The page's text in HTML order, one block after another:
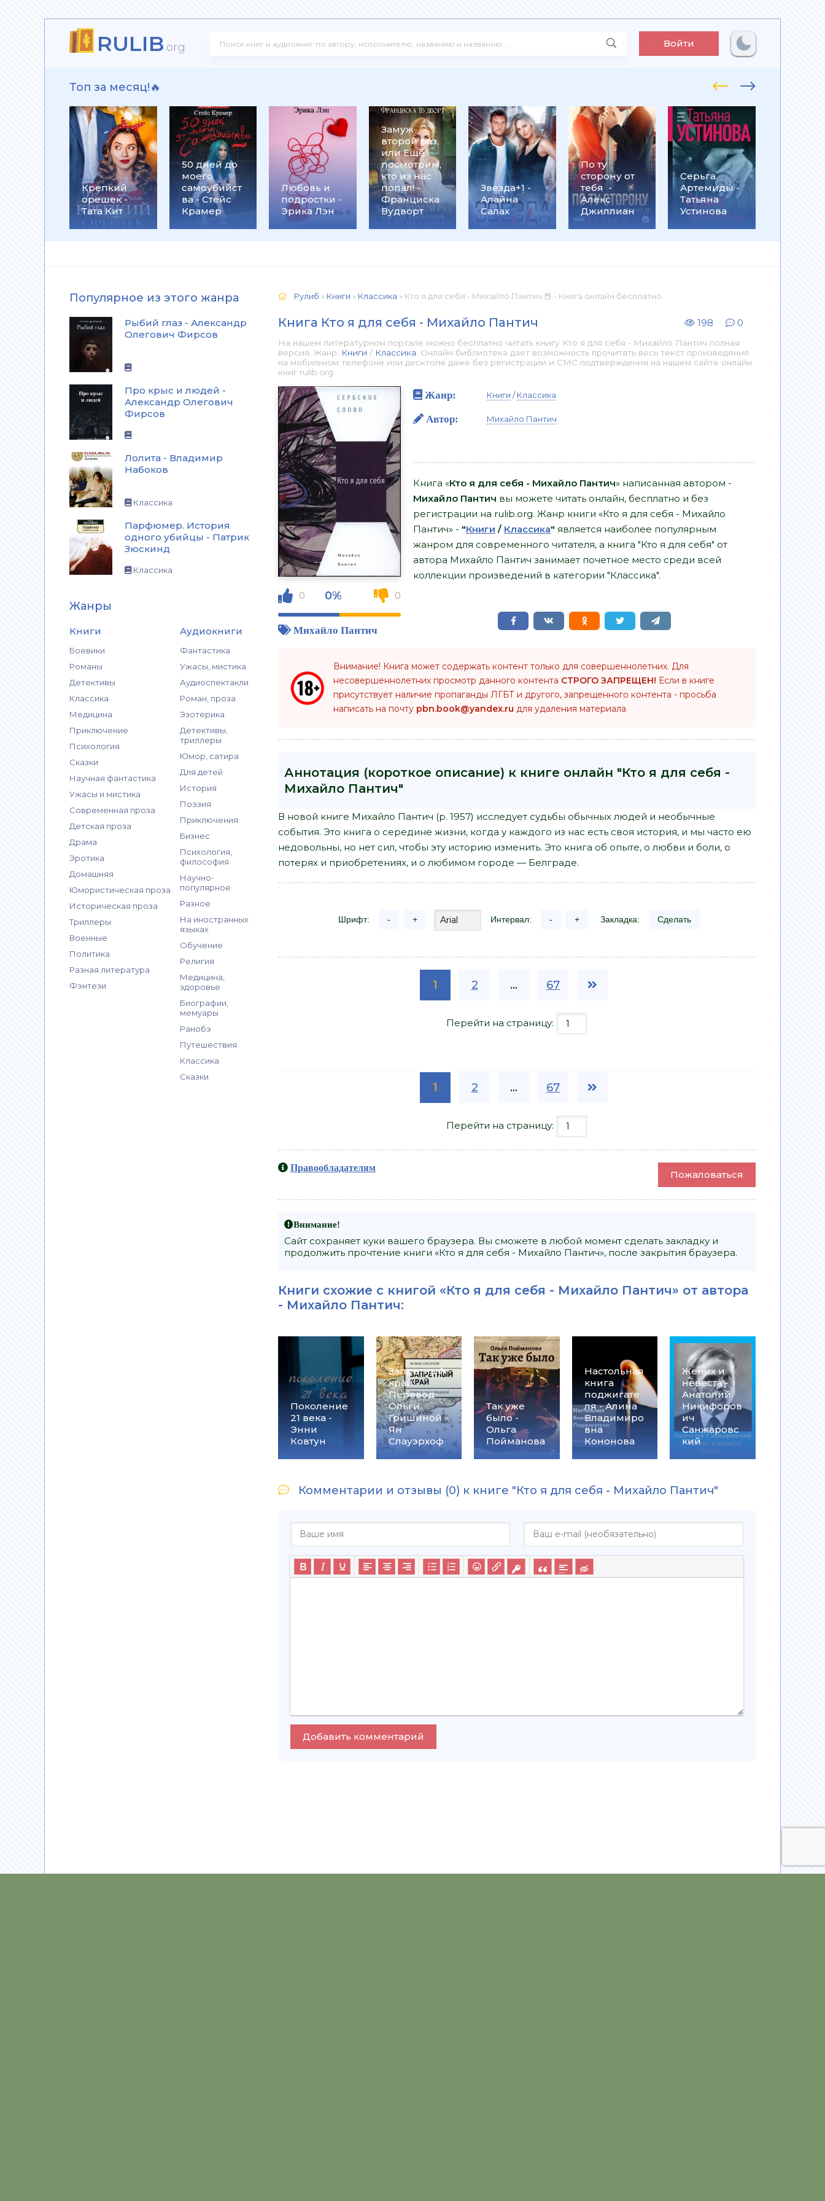
RULIB.org Войти
Топ за месяц!🔥
Крепкий
орешек -
Тата Кит
50 дней до
моего
самоубийст
ва - Стейс
Крамер
Любовь и
подростки -
Эрика Лэн
Замуж
второй раз,
или Ещё
посмотрим,
кто из нас
попал! -
Франциска
Вудворт
Звезда+1 -
Алайна
Салах
По ту
сторону от
тебя -
Алекс
Джиллиан
Серьга
Артемиды -
Татьяна
Устинова
на
- Ольга
Громыко
Популярное из этого жанра
Рыбий глаз - Александр
Олегович Фирсов
Про крыс и людей -
Александр Олегович
Фирсов
Лолита - Владимир
Набоков
Классика
Парфюмер. История
одного убийцы - Патрик
Зюскинд
Классика
Жанры
Книги
Боевики
Романы
Детективы
Классика
Медицина
Приключение
Психология
Сказки
Научная фантастика
Ужасы и мистика
Современная проза
Детская проза
Драма
Эротика
Домашняя
Юмористическая проза
Историческая проза
Триллеры
Военные
Политика
Разная литература
Фэнтези
Аудиокниги
Фантастика
Ужасы, мистика
Аудиоспектакли
Роман, проза
Эзотерика
Детективы,
триллеры
Юмор, сатира
Для детей
История
Поэзия
Приключения
Бизнес
Психология,
философия
Научно-
популярное
Разное
На иностранных
языках
Обучение
Религия
Медицина,
здоровье
Биографии,
мемуары
Ранобэ
Путешествия
Классика
Сказки
Рулиб » Книги » Классика » Кто я для себя - Михайло Пантич 📕 - Книга онлайн бесплатно
Книга Кто я для себя - Михайло Пантич 198 0
На нашем литературном портале можно бесплатно читать книгу Кто я для себя - Михайло Пантич полная
версия. Жанр: Книги / Классика . Онлайн библиотека дает возможность прочитать весь текст произведения
на мобильном телефоне или десктопе даже без регистрации и СМС подтверждения на нашем сайте онлайн
книг rulib.org.
0 0% 0
Михайло Пантич
Жанр: Книги /Классика
Автор: Михайло Пантич
Книга «Кто я для себя - Михайло Пантич» написанная автором -
Михайло Пантич вы можете читать онлайн, бесплатно и без
регистрации на rulib.org. Жанр книги «Кто я для себя - Михайло
Пантич» - "Книги / Классика" является наиболее популярным
жанром для современного читателя, а книга "Кто я для себя" от
автора Михайло Пантич занимает почетное место среди всей
коллекции произведений в категории "Классика".
Внимание! Книга может содержать контент только для совершеннолетних. Для
несовершеннолетних просмотр данного контента СТРОГО ЗАПРЕЩЕН! Если в книге
присутствует наличие пропаганды ЛГБТ и другого, запрещенного контента - просьба
написать на почту pbn.book@yandex.ru для удаления материала
Аннотация (короткое описание) к книге онлайн "Кто я для себя -
Михайло Пантич"
В новой книге Михайло Пантич (р. 1957) исследует судьбы обычных людей и необычные
события. Это книга о середине жизни, когда у каждого из нас есть своя история, и мы часто ею
недовольны, но нет сил, чтобы эту историю изменить. Это книга об опыте, о любви и боли, о
потерях и приобретениях, и о любимом городе — Белграде.
Шрифт: - + Интервал: - + Закладка: Сделать
1 2 ... 67
Перейти на страницу:
1 2 ... 67
Перейти на страницу:
Правообладателям
Пожаловаться
Внимание!
Сайт сохраняет куки вашего браузера. Вы сможете в любой момент сделать закладку и
продолжить прочтение книги «Кто я для себя - Михайло Пантич», после закрытия браузера.
Книги схожие с книгой «Кто я для себя - Михайло Пантич» от автора
- Михайло Пантич:
Поколение
21 века -
Энни
Ковтун
Запретный
край.
Перевод
Ольги
Гришиной -
Ян
Слауэрхоф
Так уже
было -
Ольга
Пойманова
Настольная
книга
поджигате
ля - Алина
Владимиро
вна
Кононова
Жених и
невеста -
Анатолий
Никифоров
ич
Санжаровс
кий
Комментарии и отзывы (0) к книге "Кто я для себя - Михайло Пантич"
Добавить комментарий
Фирсов
Олегович Фирсов
убийцы - Патрик Зюскинд